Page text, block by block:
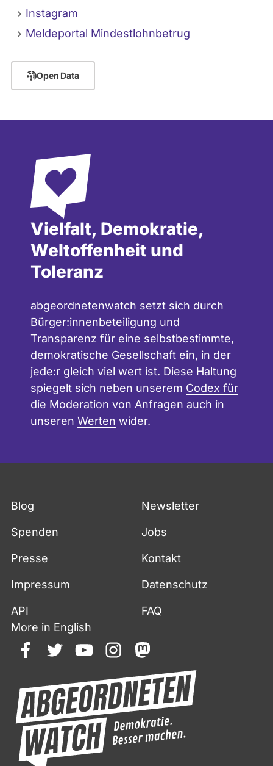
Instagram
Meldeportal Mindestlohnbetrug
Open Data
Vielfalt, Demokratie,
Weltoffenheit und
Toleranz
abgeordnetenwatch setzt sich durch
Bürger:innenbeteiligung und
Transparenz für eine selbstbestimmte,
demokratische Gesellschaft ein, in der
jede:r gleich viel wert ist. Diese Haltung
spiegelt sich neben unserem Codex für
die Moderation von Anfragen auch in
unseren Werten wider.
Blog Newsletter
Spenden Jobs
Presse Kontakt
Impressum Datenschutz
API
FAQ
More in English
facebooktwitteryoutubeinstagrammastodon